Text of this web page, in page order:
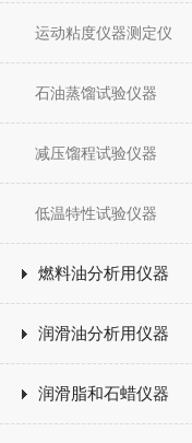
运动粘度仪器测定仪
石油蒸馏试验仪器
减压馏程试验仪器
低温特性试验仪器
燃料油分析用仪器
润滑油分析用仪器
润滑脂和石蜡仪器